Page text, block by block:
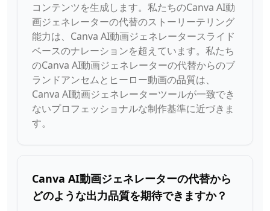
コンテンツを生成します。私たちのCanva AI動
画ジェネレーターの代替のストーリーテリング
能力は、Canva AI動画ジェネレータースライド
ベースのナレーションを超えています。私たち
のCanva AI動画ジェネレーターの代替からのブ
ランドアンセムとヒーロー動画の品質は、
Canva AI動画ジェネレーターツールが一致でき
ないプロフェッショナルな制作基準に近づきま
す。
Canva AI動画ジェネレーターの代替から
どのような出力品質を期待できますか？